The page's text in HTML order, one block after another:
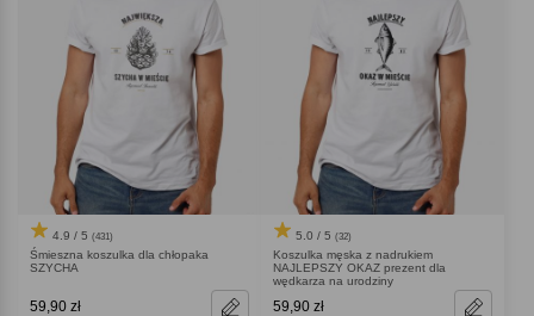
4.9 / 5 (431)
Śmieszna koszulka dla chłopaka
SZYCHA
59,90 zł
5.0 / 5 (32)
Koszulka męska z nadrukiem
NAJLEPSZY OKAZ prezent dla
wędkarza na urodziny
59,90 zł